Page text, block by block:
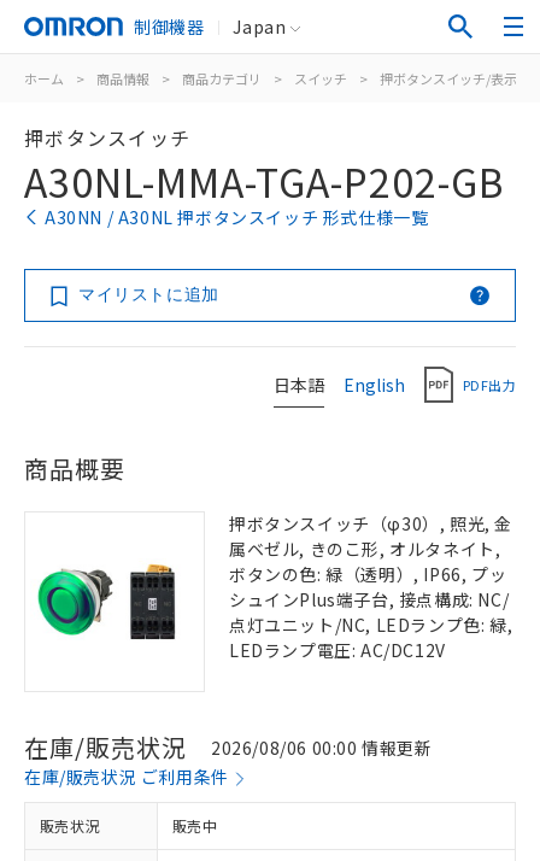
制御機器 Japan
ホーム > 商品情報 > 商品カテゴリ > スイッチ > 押ボタンスイッチ/表示灯
押ボタンスイッチ
A30NL-MMA-TGA-P202-GB
A30NN / A30NL 押ボタンスイッチ 形式仕様一覧
マイリストに追加
日本語 English PDF出力
商品概要
押ボタンスイッチ（φ30）, 照光, 金
属ベゼル, きのこ形, オルタネイト,
ボタンの色: 緑（透明）, IP66, プッ
シュインPlus端子台, 接点構成: NC/
点灯ユニット/NC, LEDランプ色: 緑,
LEDランプ電圧: AC/DC12V
在庫/販売状況
2026/08/06 00:00 情報更新
在庫/販売状況 ご利用条件
販売状況 販売中